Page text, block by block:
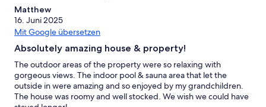
Matthew
16. Juni 2025
Mit Google übersetzen
Absolutely amazing house & property!
The outdoor areas of the property were so relaxing with
gorgeous views. The indoor pool & sauna area that let the
outside in were amazing and so enjoyed by my grandchildren.
The house was roomy and well stocked. We wish we could have